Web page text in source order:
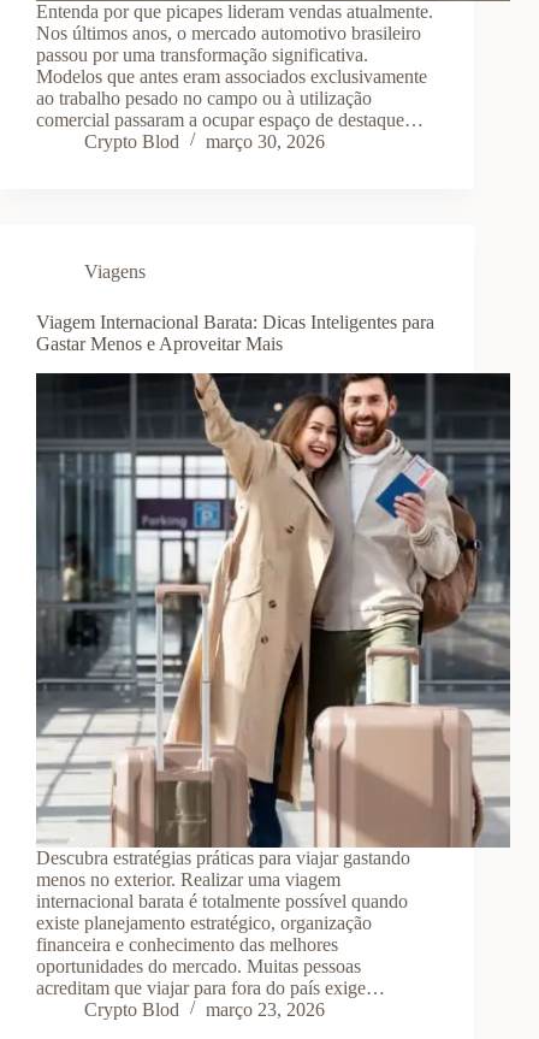
Entenda por que picapes lideram vendas atualmente.
Nos últimos anos, o mercado automotivo brasileiro
passou por uma transformação significativa.
Modelos que antes eram associados exclusivamente
ao trabalho pesado no campo ou à utilização
comercial passaram a ocupar espaço de destaque…
Crypto Blod
março 30, 2026
Viagens
Viagem Internacional Barata: Dicas Inteligentes para
Gastar Menos e Aproveitar Mais
Descubra estratégias práticas para viajar gastando
menos no exterior. Realizar uma viagem
internacional barata é totalmente possível quando
existe planejamento estratégico, organização
financeira e conhecimento das melhores
oportunidades do mercado. Muitas pessoas
acreditam que viajar para fora do país exige…
Crypto Blod
março 23, 2026